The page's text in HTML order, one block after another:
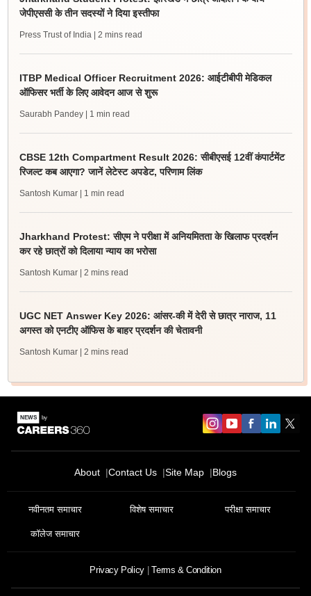
जेपीएससी के तीन सदस्यों ने दिया इस्तीफा
Press Trust of India | 2 mins read
ITBP Medical Officer Recruitment 2026: आईटीबीपी मेडिकल
ऑफिसर भर्ती के लिए आवेदन आज से शुरू
Saurabh Pandey | 1 min read
CBSE 12th Compartment Result 2026: सीबीएसई 12वीं कंपार्टमेंट
रिजल्ट कब आएगा? जानें लेटेस्ट अपडेट, परिणाम लिंक
Santosh Kumar | 1 min read
Jharkhand Protest: सीएम ने परीक्षा में अनियमितता के खिलाफ प्रदर्शन
कर रहे छात्रों को दिलाया न्याय का भरोसा
Santosh Kumar | 2 mins read
UGC NET Answer Key 2026: आंसर-की में देरी से छात्र नाराज, 11
अगस्त को एनटीए ऑफिस के बाहर प्रदर्शन की चेतावनी
Santosh Kumar | 2 mins read
About Contact Us Site Map Blogs
नवीनतम समाचार विशेष समाचार परीक्षा समाचार
कॉलेज समाचार
Privacy Policy Terms & Condition